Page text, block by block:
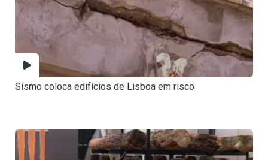
Sismo coloca edifícios de Lisboa em risco